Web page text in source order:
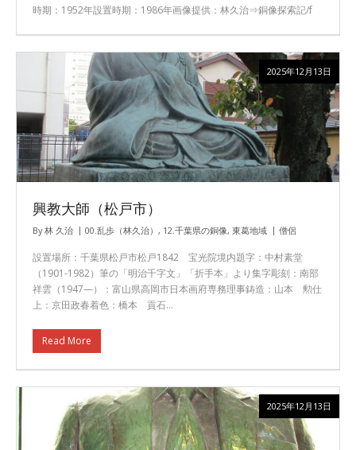
時期：1952年設置時期：1986年画像提供：林久治⇒銅像探索記/f
興教大師（松戸市）
By林 久治 00.乱歩（林久治） , 12.千葉県の銅像, 東葛地域 僧侶
設置場所：千葉県松戸市松戸1842 宝光院境内題字：中村素堂
（1901-1982）筆の「明治千字文」「折手本」より集字彫刻：南部
祥雲（1947—）：富山県高岡市日本画府専務理事鋳造：山本 勲仕
上：京田政春着色：橋本 貢石…
Read More
2025年12月13日
2025年12月13日